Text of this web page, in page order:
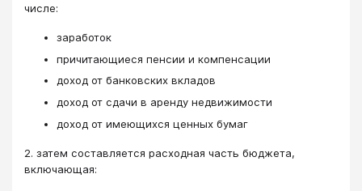
числе:
заработок
причитающиеся пенсии и компенсации
доход от банковских вкладов
доход от сдачи в аренду недвижимости
доход от имеющихся ценных бумаг
2. затем составляется расходная часть бюджета,
включающая: